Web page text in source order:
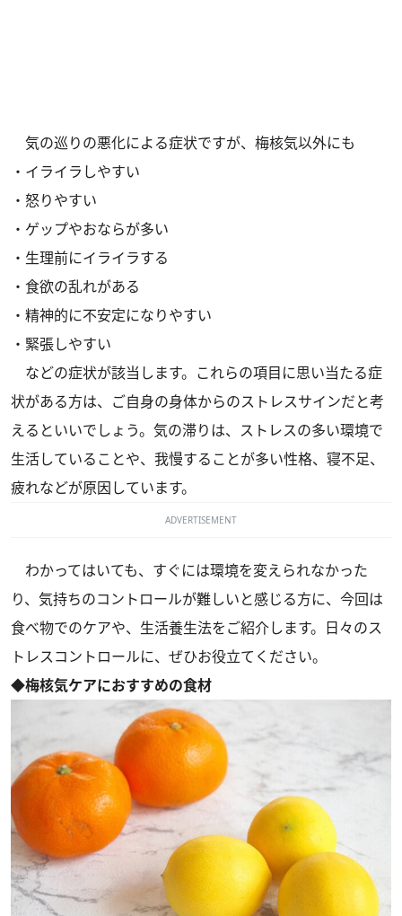
気の巡りの悪化による症状ですが、梅核気以外にも
・イライラしやすい
・怒りやすい
・ゲップやおならが多い
・生理前にイライラする
・食欲の乱れがある
・精神的に不安定になりやすい
・緊張しやすい
などの症状が該当します。これらの項目に思い当たる症
状がある方は、ご自身の身体からのストレスサインだと考
えるといいでしょう。気の滞りは、ストレスの多い環境で
生活していることや、我慢することが多い性格、寝不足、
疲れなどが原因しています。
ADVERTISEMENT
わかってはいても、すぐには環境を変えられなかった
り、気持ちのコントロールが難しいと感じる方に、今回は
食べ物でのケアや、生活養生法をご紹介します。日々のス
トレスコントロールに、ぜひお役立てください。
◆梅核気ケアにおすすめの食材